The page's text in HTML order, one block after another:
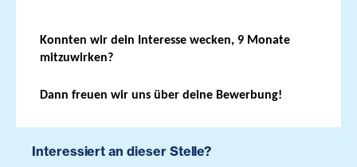
Konnten wir dein Interesse wecken, 9 Monate
mitzuwirken?
Dann freuen wir uns über deine Bewerbung!
Interessiert an dieser Stelle?